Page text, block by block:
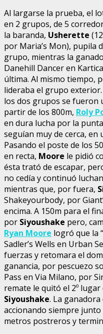
Al largarse la prueba, el
en 2 grupos, de 5
la baranda, Usherette
por Maria’s Mon), pupila
grupo, mientras la
Danehill Dancer en
última. Al mismo tiempo,
lideraba el grupo
los dos grupos se fueron
partir de los 800m, Roly
en dura lucha por la
seguían muy de cerca,
Pasando el poste de los
en recta, Moore le pidió
ésta trató de escapar,
no cedía y continuó
mientras que, por fuera,
Shakeyourbody, por
encima. A 150m para el
por Siyoushake pero,
Ryan Moore logró que la
Sadler’s Wells en Urban
fuerzas y retomara el
ganancia, por pescuezo
Pass en Via Milano, por
remate le quitó el 2º
Siyoushake. La ganadora
accionando siempre
metros postreros y